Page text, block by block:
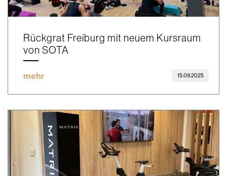
Rückgrat Freiburg mit neuem Kursraum
von SOTA
mehr 15.09.2025